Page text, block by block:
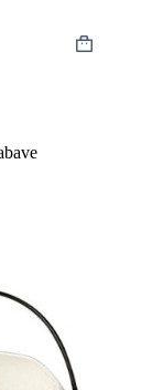
Košarica